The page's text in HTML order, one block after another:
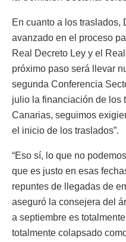
En cuanto a los traslados,
avanzado en el proceso
Real Decreto Ley y el
próximo paso será llevar
segunda Conferencia
julio la financiación de los
Canarias, seguimos
el inicio de los traslados”.
“Eso sí, lo que no
que es justo en esas
repuntes de llegadas de
aseguró la consejera del
a septiembre es
totalmente colapsado